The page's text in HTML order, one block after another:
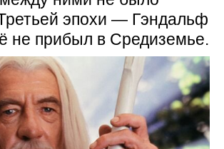
эпохи — Гэндальф
не прибыл в Средиземье.